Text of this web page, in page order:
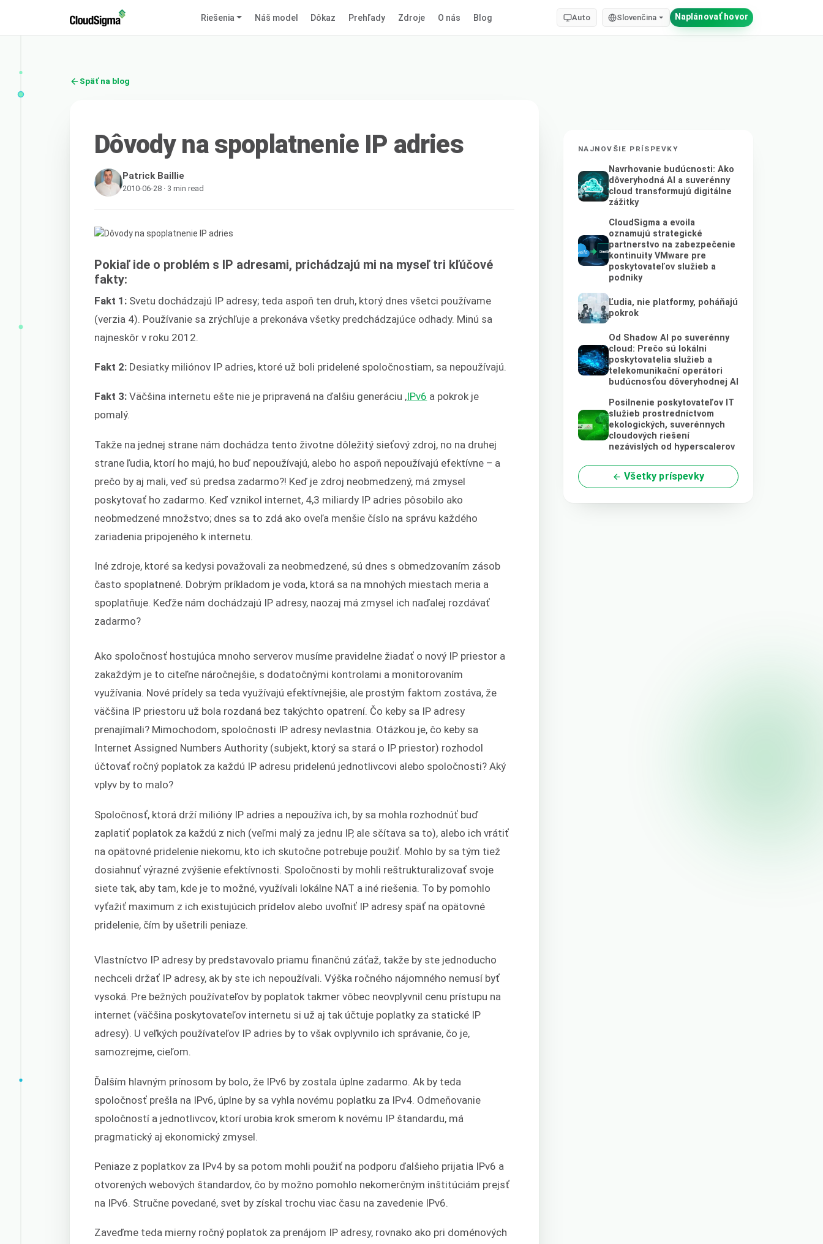
Riešenia Náš model Dôkaz Prehľady Zdroje O nás Blog Auto Slovenčina Naplánovať hovor
Späť na blog
Dôvody na spoplatnenie IP adries
Patrick Baillie
2010-06-28 · 3 min read
Pokiaľ ide o problém s IP adresami, prichádzajú mi na myseľ tri kľúčové
fakty:
Fakt 1: Svetu dochádzajú IP adresy; teda aspoň ten druh, ktorý dnes všetci používame
(verzia 4). Používanie sa zrýchľuje a prekonáva všetky predchádzajúce odhady. Minú sa
najneskôr v roku 2012.
Fakt 2: Desiatky miliónov IP adries, ktoré už boli pridelené spoločnostiam, sa nepoužívajú.
Fakt 3: Väčšina internetu ešte nie je pripravená na ďalšiu generáciu ,IPv6 a pokrok je
pomalý.
Takže na jednej strane nám dochádza tento životne dôležitý sieťový zdroj, no na druhej
strane ľudia, ktorí ho majú, ho buď nepoužívajú, alebo ho aspoň nepoužívajú efektívne – a
prečo by aj mali, veď sú predsa zadarmo?! Keď je zdroj neobmedzený, má zmysel
poskytovať ho zadarmo. Keď vznikol internet, 4,3 miliardy IP adries pôsobilo ako
neobmedzené množstvo; dnes sa to zdá ako oveľa menšie číslo na správu každého
zariadenia pripojeného k internetu.
Iné zdroje, ktoré sa kedysi považovali za neobmedzené, sú dnes s obmedzovaním zásob
často spoplatnené. Dobrým príkladom je voda, ktorá sa na mnohých miestach meria a
spoplatňuje. Keďže nám dochádzajú IP adresy, naozaj má zmysel ich naďalej rozdávať
zadarmo?
Ako spoločnosť hostujúca mnoho serverov musíme pravidelne žiadať o nový IP priestor a
zakaždým je to citeľne náročnejšie, s dodatočnými kontrolami a monitorovaním
využívania. Nové prídely sa teda využívajú efektívnejšie, ale prostým faktom zostáva, že
väčšina IP priestoru už bola rozdaná bez takýchto opatrení. Čo keby sa IP adresy
prenajímali? Mimochodom, spoločnosti IP adresy nevlastnia. Otázkou je, čo keby sa
Internet Assigned Numbers Authority (subjekt, ktorý sa stará o IP priestor) rozhodol
účtovať ročný poplatok za každú IP adresu pridelenú jednotlivcovi alebo spoločnosti? Aký
vplyv by to malo?
Spoločnosť, ktorá drží milióny IP adries a nepoužíva ich, by sa mohla rozhodnúť buď
zaplatiť poplatok za každú z nich (veľmi malý za jednu IP, ale sčítava sa to), alebo ich vrátiť
na opätovné pridelenie niekomu, kto ich skutočne potrebuje použiť. Mohlo by sa tým tiež
dosiahnuť výrazné zvýšenie efektívnosti. Spoločnosti by mohli reštrukturalizovať svoje
siete tak, aby tam, kde je to možné, využívali lokálne NAT a iné riešenia. To by pomohlo
vyťažiť maximum z ich existujúcich prídelov alebo uvoľniť IP adresy späť na opätovné
pridelenie, čím by ušetrili peniaze.
Vlastníctvo IP adresy by predstavovalo priamu finančnú záťaž, takže by ste jednoducho
nechceli držať IP adresy, ak by ste ich nepoužívali. Výška ročného nájomného nemusí byť
vysoká. Pre bežných používateľov by poplatok takmer vôbec neovplyvnil cenu prístupu na
internet (väčšina poskytovateľov internetu si už aj tak účtuje poplatky za statické IP
adresy). U veľkých používateľov IP adries by to však ovplyvnilo ich správanie, čo je,
samozrejme, cieľom.
Ďalším hlavným prínosom by bolo, že IPv6 by zostala úplne zadarmo. Ak by teda
spoločnosť prešla na IPv6, úplne by sa vyhla novému poplatku za IPv4. Odmeňovanie
spoločností a jednotlivcov, ktorí urobia krok smerom k novému IP štandardu, má
pragmatický aj ekonomický zmysel.
Peniaze z poplatkov za IPv4 by sa potom mohli použiť na podporu ďalšieho prijatia IPv6 a
otvorených webových štandardov, čo by možno pomohlo nekomerčným inštitúciám prejsť
na IPv6. Stručne povedané, svet by získal trochu viac času na zavedenie IPv6.
Zaveďme teda mierny ročný poplatok za prenájom IP adresy, rovnako ako pri doménových
NAJNOVŠIE PRÍSPEVKY
Navrhovanie budúcnosti: Ako
dôveryhodná AI a suverénny
cloud transformujú digitálne
zážitky
CloudSigma a evoila
oznamujú strategické
partnerstvo na zabezpečenie
kontinuity VMware pre
poskytovateľov služieb a
podniky
Ľudia, nie platformy, poháňajú
pokrok
Od Shadow AI po suverénny
cloud: Prečo sú lokálni
poskytovatelia služieb a
telekomunikační operátori
budúcnosťou dôveryhodnej AI
Posilnenie poskytovateľov IT
služieb prostredníctvom
ekologických, suverénnych
cloudových riešení
nezávislých od hyperscalerov
Všetky príspevky